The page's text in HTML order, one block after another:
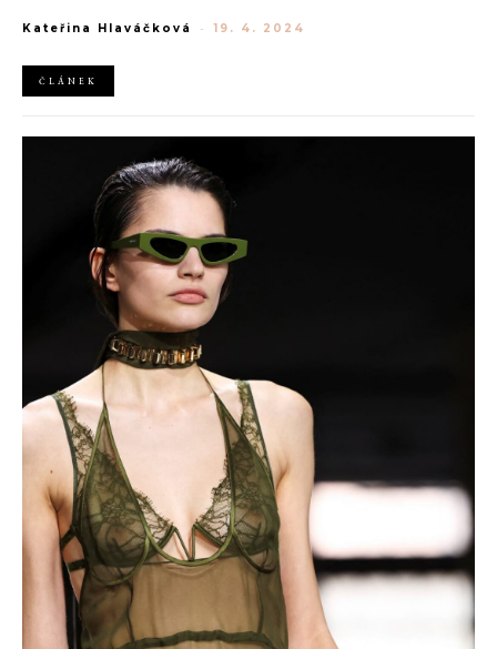
tvorbě návrhů navíc spolupracoval s tamními umělci.
Kateřina Hlaváčková - 19. 4. 2024
ČLÁNEK